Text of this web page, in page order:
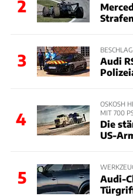
2
3
Audi
4
OSKOSH
MIT 700
Die
US-
5
Audi-